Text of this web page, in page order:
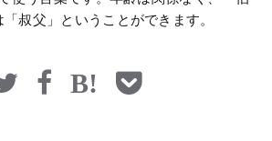
叔父」ということができます。